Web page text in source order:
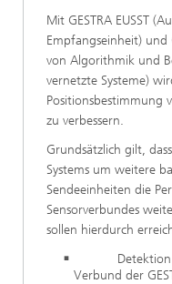
Mit GESTRA EUSST
Empfangseinheit) und
von Algorithmik und
vernetzte Systeme)
Positionsbestimmung
zu verbessern.
Grundsätzlich gilt,
Systems um weitere
Sendeeinheiten die
Sensorverbundes
sollen hierdurch
Detektion
Verbund der